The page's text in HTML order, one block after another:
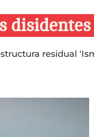
disidentes
residual